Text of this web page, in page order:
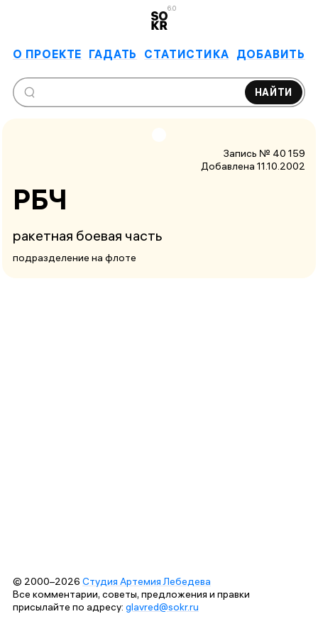
6.0
О ПРОЕКТЕ ГАДАТЬ СТАТИСТИКА ДОБАВИТЬ
НАЙТИ
Запись № 40 159
Добавлена 11.10.2002
РБЧ
ракетная боевая часть
подразделение на флоте
© 2000–2026 Студия Артемия Лебедева
Все комментарии, советы, предложения и правки
присылайте по адресу: glavred@sokr.ru